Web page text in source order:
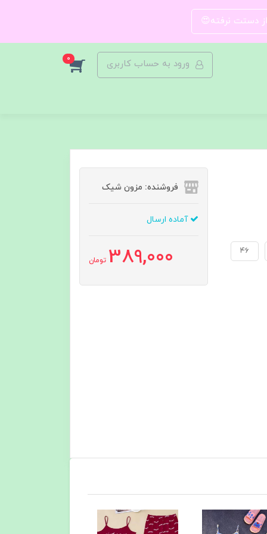
از دستت نرفته😍
ورود به حساب کاربری 0
۴۶
فروشنده: مزون شیک
آماده ارسال
389,000 تومان